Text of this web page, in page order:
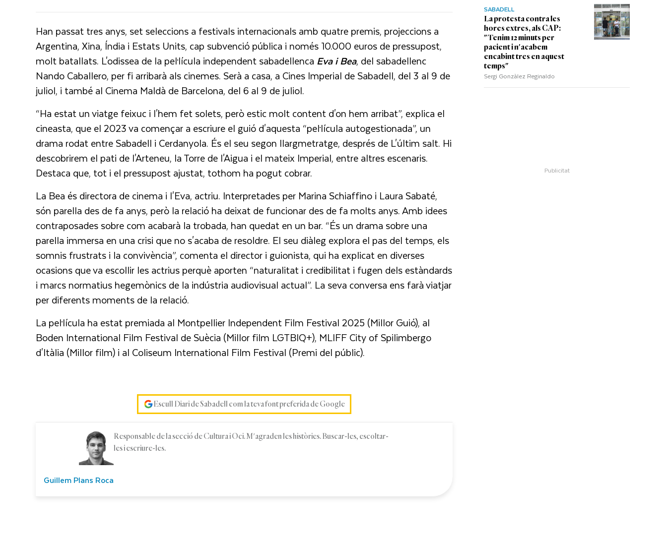
SABADELL
La protesta contra les
hores extres, als CAP:
"Tenim 12 minuts per
pacient i n'acabem
encabint tres en aquest
temps"
Sergi Gonzàlez Reginaldo
Han passat tres anys, set seleccions a festivals internacionals amb quatre premis, projeccions a
Argentina, Xina, Índia i Estats Units, cap subvenció pública i només 10.000 euros de pressupost,
molt batallats. L'odissea de la pel·lícula independent sabadellenca Eva i Bea, del sabadellenc
Nando Caballero, per fi arribarà als cinemes. Serà a casa, a Cines Imperial de Sabadell, del 3 al 9 de
juliol, i també al Cinema Maldà de Barcelona, del 6 al 9 de juliol.
“Ha estat un viatge feixuc i l'hem fet solets, però estic molt content d'on hem arribat”, explica el
cineasta, que el 2023 va començar a escriure el guió d'aquesta “pel·lícula autogestionada”, un
drama rodat entre Sabadell i Cerdanyola. És el seu segon llargmetratge, després de L'últim salt. Hi
descobrirem el pati de l'Arteneu, la Torre de l'Aigua i el mateix Imperial, entre altres escenaris.
Destaca que, tot i el pressupost ajustat, tothom ha pogut cobrar.
La Bea és directora de cinema i l'Eva, actriu. Interpretades per Marina Schiaffino i Laura Sabaté,
són parella des de fa anys, però la relació ha deixat de funcionar des de fa molts anys. Amb idees
contraposades sobre com acabarà la trobada, han quedat en un bar. “És un drama sobre una
parella immersa en una crisi que no s'acaba de resoldre. El seu diàleg explora el pas del temps, els
somnis frustrats i la convivència”, comenta el director i guionista, qui ha explicat en diverses
ocasions que va escollir les actrius perquè aporten “naturalitat i credibilitat i fugen dels estàndards
i marcs normatius hegemònics de la indústria audiovisual actual”. La seva conversa ens farà viatjar
per diferents moments de la relació.
La pel·lícula ha estat premiada al Montpellier Independent Film Festival 2025 (Millor Guió), al
Boden International Film Festival de Suècia (Millor film LGTBIQ+), MLIFF City of Spilimbergo
d'Itàlia (Millor film) i al Coliseum International Film Festival (Premi del públic).
Escull Diari de Sabadell com la teva font preferida de Google
Guillem Plans Roca
Responsable de la secció de Cultura i Oci. M'agraden les històries. Buscar-les, escoltar-
les i escriure-les.